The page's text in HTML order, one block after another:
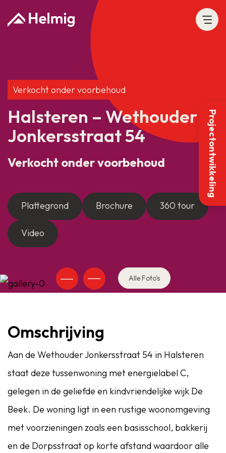
Verkocht onder voorbehoud
Halsteren – Wethouder
Jonkersstraat 54
Verkocht onder voorbehoud
Plattegrond Brochure 360 tour
Video
Alle Foto's
Omschrijving
Aan de Wethouder Jonkersstraat 54 in Halsteren
staat deze tussenwoning met energielabel C,
gelegen in de geliefde en kindvriendelijke wijk De
Beek. De woning ligt in een rustige woonomgeving
met voorzieningen zoals een basisschool, bakkerij
en de Dorpsstraat op korte afstand waardoor alle
Projectontwikkeling